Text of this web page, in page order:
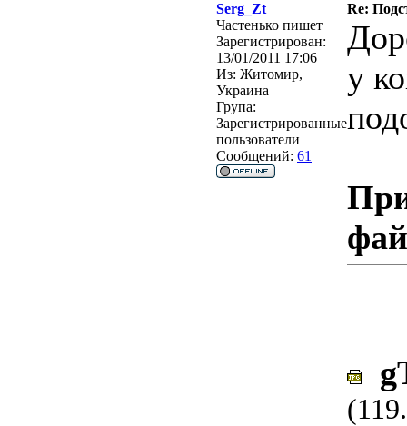
Serg_Zt
Re:
Частенько пишет
Зарегистрирован:
13/01/2011 17:06
Из: Житомир,
Украина
Група:
Зарегистрированные
пользователи
Сообщений: 61
у